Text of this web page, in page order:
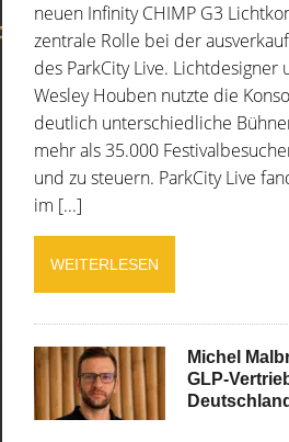
neuen Infinity CHIMP G3
zentrale Rolle bei der
des ParkCity Live. Lichtdesigner
Wesley Houben nutzte die
deutlich unterschiedliche
mehr als 35.000
und zu steuern. ParkCity Live
im [...]
WEITERLESEN
Michel
GLP-